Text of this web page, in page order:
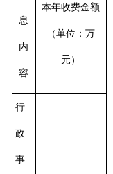
息
内
容
本年收费金额
（单位：万
元）
行
政
事